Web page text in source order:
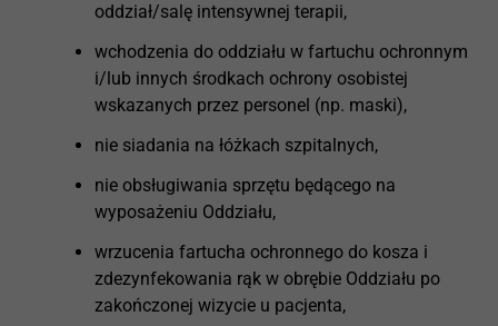
oddział/salę intensywnej terapii,
wchodzenia do oddziału w fartuchu ochronnym
i/lub innych środkach ochrony osobistej
wskazanych przez personel (np. maski),
nie siadania na łóżkach szpitalnych,
nie obsługiwania sprzętu będącego na
wyposażeniu Oddziału,
wrzucenia fartucha ochronnego do kosza i
zdezynfekowania rąk w obrębie Oddziału po
zakończonej wizycie u pacjenta,